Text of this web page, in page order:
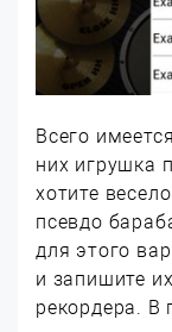
Всего
них игрушка
хотите
псевдо
для этого
и запишите
рекордера. В